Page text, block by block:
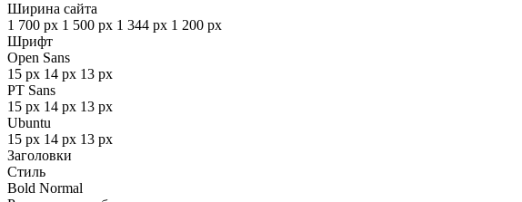
Ширина сайта
1 700 px 1 500 px 1 344 px 1 200 px
Шрифт
Open Sans
15 px 14 px 13 px
PT Sans
15 px 14 px 13 px
Ubuntu
15 px 14 px 13 px
Заголовки
Стиль
Bold Normal